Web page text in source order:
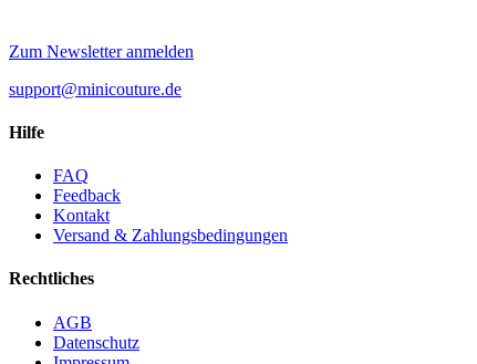
Zum Newsletter anmelden
support@minicouture.de
Hilfe
FAQ
Feedback
Kontakt
Versand & Zahlungsbedingungen
Rechtliches
AGB
Datenschutz